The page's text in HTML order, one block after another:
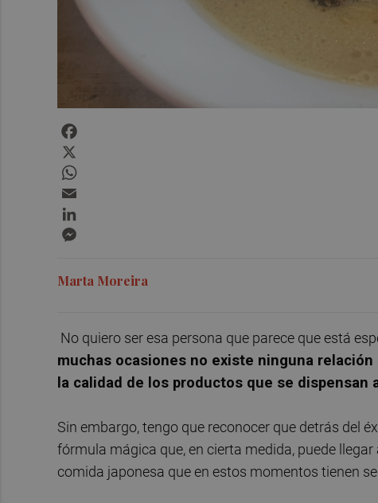
Marta Moreira
No quiero ser esa persona que parece que está
muchas ocasiones no existe ninguna
la calidad de los productos que se dispensan
Sin embargo, tengo que reconocer que detrás del
fórmula mágica que, en cierta medida, puede
comida japonesa que en estos momentos tienen